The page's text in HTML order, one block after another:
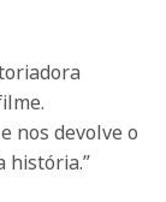
nos devolve o
história.”